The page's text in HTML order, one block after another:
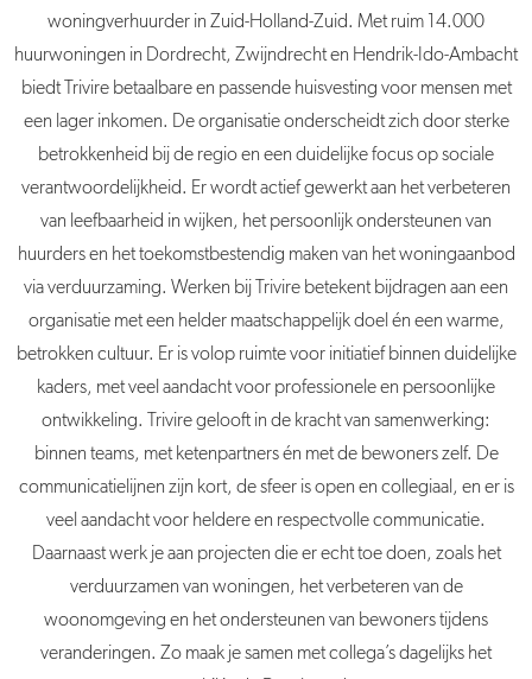
woningverhuurder in Zuid-Holland-Zuid. Met ruim 14.000
huurwoningen in Dordrecht, Zwijndrecht en Hendrik-Ido-Ambacht
biedt Trivire betaalbare en passende huisvesting voor mensen met
een lager inkomen. De organisatie onderscheidt zich door sterke
betrokkenheid bij de regio en een duidelijke focus op sociale
verantwoordelijkheid. Er wordt actief gewerkt aan het verbeteren
van leefbaarheid in wijken, het persoonlijk ondersteunen van
huurders en het toekomstbestendig maken van het woningaanbod
via verduurzaming. Werken bij Trivire betekent bijdragen aan een
organisatie met een helder maatschappelijk doel én een warme,
betrokken cultuur. Er is volop ruimte voor initiatief binnen duidelijke
kaders, met veel aandacht voor professionele en persoonlijke
ontwikkeling. Trivire gelooft in de kracht van samenwerking:
binnen teams, met ketenpartners én met de bewoners zelf. De
communicatielijnen zijn kort, de sfeer is open en collegiaal, en er is
veel aandacht voor heldere en respectvolle communicatie.
Daarnaast werk je aan projecten die er echt toe doen, zoals het
verduurzamen van woningen, het verbeteren van de
woonomgeving en het ondersteunen van bewoners tijdens
veranderingen. Zo maak je samen met collega’s dagelijks het